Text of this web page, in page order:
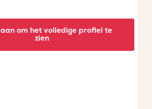
om het volledige profiel te
zien